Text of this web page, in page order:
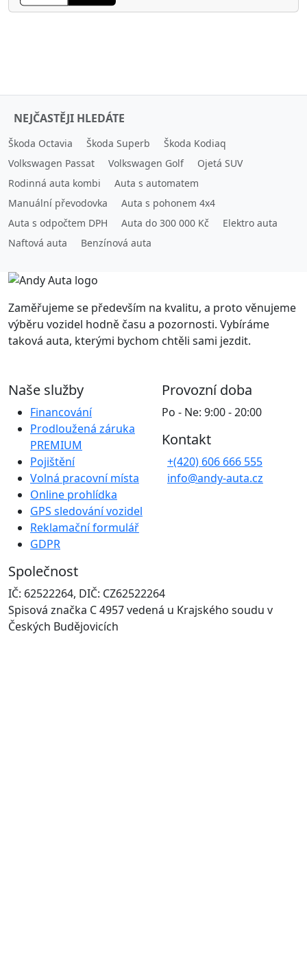
NEJČASTĚJI HLEDÁTE
Škoda Octavia Škoda Superb
Škoda Kodiaq
Volkswagen Passat
Volkswagen Golf
Ojetá SUV
Rodinná auta kombi
Auta s automatem
Manuální převodovka
Auta s pohonem 4x4
Auta s odpočtem DPH
Auta do 300 000 Kč
Elektro auta
Naftová auta
Benzínová auta
Zaměřujeme se především na kvalitu, a proto věnujeme
výběru vozidel hodně času a pozornosti. Vybíráme
taková auta, kterými bychom chtěli sami jezdit.
Naše služby
Financování
Prodloužená záruka
PREMIUM
Pojištění
Volná pracovní místa
Online prohlídka
GPS sledování vozidel
Reklamační formulář
GDPR
Provozní doba
Po - Ne: 9:00 - 20:00
Kontakt
+(420) 606 666 555
info@andy-auta.cz
Společnost
IČ: 62522264, DIČ: CZ62522264
Spisová značka C 4957 vedená u Krajského soudu v
Českých Budějovicích